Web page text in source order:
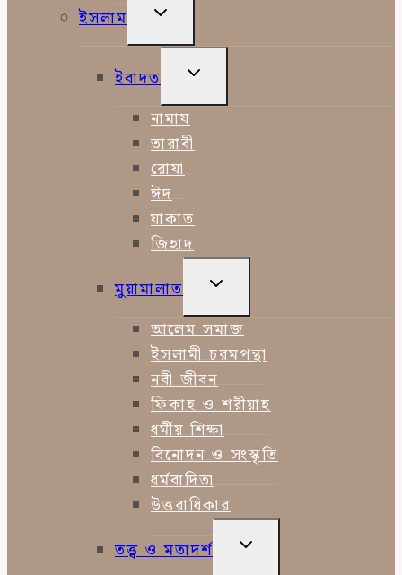
ইসলাম
TOGGLE
MENU
ইবাদত
TOGGLE
MENU
নামায
তারাবী
রোযা
ঈদ
যাকাত
জিহাদ
মুয়ামালাত
TOGGLE
MENU
আলেম সমাজ
ইসলামী চরমপন্থা
নবী জীবন
ফিকাহ ও শরীয়াহ
ধর্মীয় শিক্ষা
বিনোদন ও সংস্কৃতি
ধর্মবাদিতা
উত্তরাধিকার
তত্ত্ব ও মতাদর্শ
TOGGLE